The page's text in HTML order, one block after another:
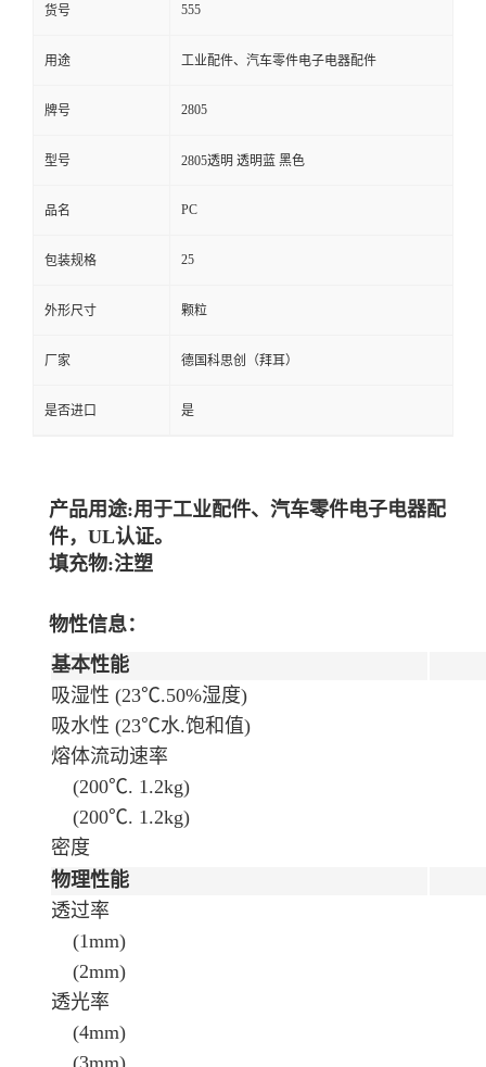
货号 555
用途 工业配件、汽车零件电子电器配件
牌号 2805
型号 2805透明 透明蓝 黑色
品名 PC
包装规格 25
外形尺寸 颗粒
厂家 德国科思创（拜耳）
是否进口 是
产品用途:用于工业配件、汽车零件电子电器配
件，UL认证。
填充物:注塑
物性信息：
基本性能
吸湿性 (23℃.50%湿度)
吸水性 (23℃水.饱和值)
熔体流动速率
(200℃. 1.2kg)
(200℃. 1.2kg)
密度
物理性能
透过率
(1mm)
(2mm)
透光率
(4mm)
(3mm)